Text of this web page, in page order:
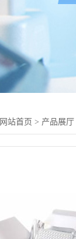
网站首页 > 产品展厅